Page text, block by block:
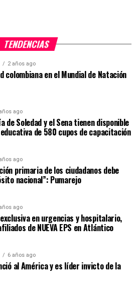
TENDENCIAS
2 años ago
colombiana en el Mundial de Natación
ago
de Soledad y el Sena tienen disponible
de 580 cupos de capacitación
ago
primaria de los ciudadanos debe
nacional”: Pumarejo
ago
en urgencias y hospitalario,
de NUEVA EPS en Atlántico
6 años ago
al América y es líder invicto de la